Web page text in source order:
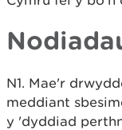
N1. Mae'r
meddiant
y 'dyddiad